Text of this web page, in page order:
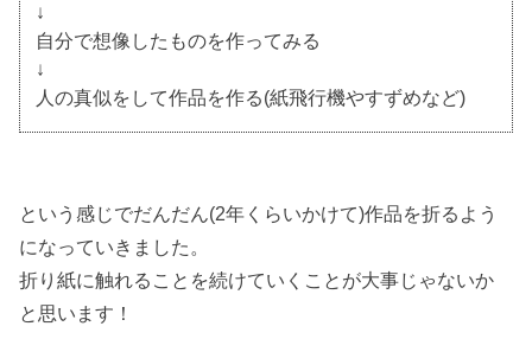
↓
自分で想像したものを作ってみる
↓
人の真似をして作品を作る(紙飛行機やすずめなど)
という感じでだんだん(2年くらいかけて)作品を折るよう
になっていきました。
折り紙に触れることを続けていくことが大事じゃないか
と思います！